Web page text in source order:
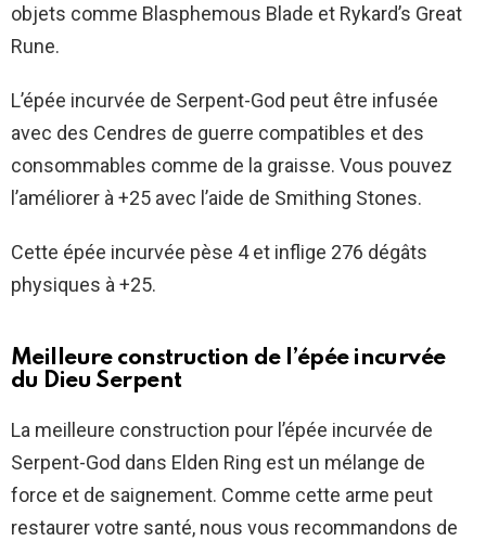
objets comme Blasphemous Blade et Rykard’s Great
Rune.
L’épée incurvée de Serpent-God peut être infusée
avec des Cendres de guerre compatibles et des
consommables comme de la graisse. Vous pouvez
l’améliorer à +25 avec l’aide de Smithing Stones.
Cette épée incurvée pèse 4 et inflige 276 dégâts
physiques à +25.
Meilleure construction de l’épée incurvée
du Dieu Serpent
La meilleure construction pour l’épée incurvée de
Serpent-God dans Elden Ring est un mélange de
force et de saignement. Comme cette arme peut
restaurer votre santé, nous vous recommandons de